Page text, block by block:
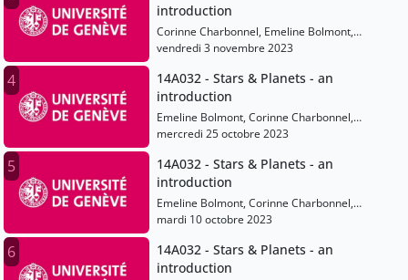
introduction
Corinne Charbonnel, Emeline Bolmont,
Anastasios Fragkos
vendredi 3 novembre 2023
4
14A032 - Stars & Planets - an
introduction
Emeline Bolmont, Corinne Charbonnel,
Anastasios Fragkos
mercredi 25 octobre 2023
5
14A032 - Stars & Planets - an
introduction
Emeline Bolmont, Corinne Charbonnel,
Anastasios Fragkos
mardi 10 octobre 2023
6
14A032 - Stars & Planets - an
introduction